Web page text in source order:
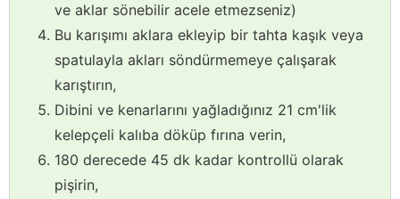
ve aklar sönebilir acele etmezseniz)
Bu karışımı aklara ekleyip bir tahta kaşık veya
spatulayla akları söndürmemeye çalışarak
karıştırın,
Dibini ve kenarlarını yağladığınız 21 cm'lik
kelepçeli kalıba döküp fırına verin,
180 derecede 45 dk kadar kontrollü olarak
pişirin,